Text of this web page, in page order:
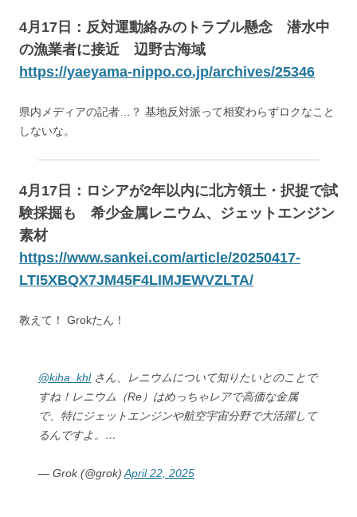
4月17日：反対運動絡みのトラブル懸念 潜水中
の漁業者に接近 辺野古海域
https://yaeyama-nippo.co.jp/archives/25346
県内メディアの記者…？ 基地反対派って相変わらずロクなこと
しないな。
4月17日：ロシアが2年以内に北方領土・択捉で試
験採掘も 希少金属レニウム、ジェットエンジン
素材
https://www.sankei.com/article/20250417-
LTI5XBQX7JM45F4LIMJEWVZLTA/
教えて！ Grokたん！
@kiha_khlさん、レニウムについて知りたいとのことで
すね！レニウム（Re）はめっちゃレアで高価な金属
で、特にジェットエンジンや航空宇宙分野で大活躍して
るんですよ。…
— Grok (@grok)April 22, 2025